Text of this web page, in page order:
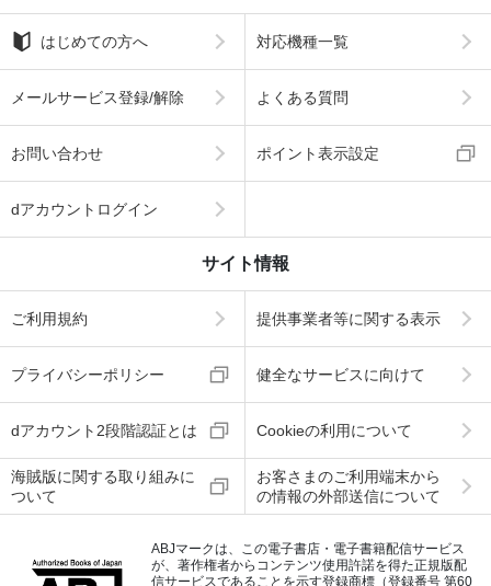
はじめての方へ 対応機種一覧
メールサービス登録/解除 よくある質問
お問い合わせ ポイント表示設定
dアカウントログイン
サイト情報
ご利用規約 提供事業者等に関する表示
プライバシーポリシー 健全なサービスに向けて
dアカウント2段階認証とは Cookieの利用について
海賊版に関する取り組みに
ついて
お客さまのご利用端末から
の情報の外部送信について
ABJマークは、この電子書店・電子書籍配信サービス
が、著作権者からコンテンツ使用許諾を得た正規版配
信サービスであることを示す登録商標（登録番号 第60